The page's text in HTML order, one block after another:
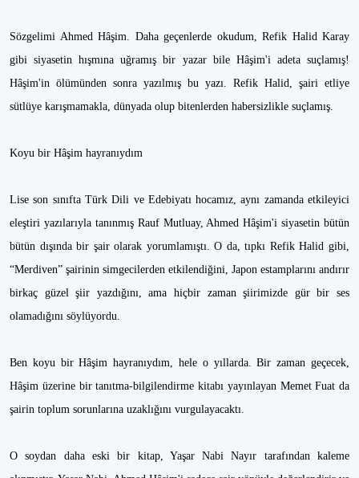
Sözgelimi Ahmed Hâşim. Daha geçenlerde okudum, Refik Halid Karay
gibi siyasetin hışmına uğramış bir yazar bile Hâşim'i adeta suçlamış!
Hâşim'in ölümünden sonra yazılmış bu yazı. Refik Halid, şairi etliye
sütlüye karışmamakla, dünyada olup bitenlerden habersizlikle suçlamış.
Koyu bir Hâşim hayranıydım
Lise son sınıfta Türk Dili ve Edebiyatı hocamız, aynı zamanda etkileyici
eleştiri yazılarıyla tanınmış Rauf Mutluay, Ahmed Hâşim'i siyasetin bütün
bütün dışında bir şair olarak yorumlamıştı. O da, tıpkı Refik Halid gibi,
“Merdiven” şairinin simgecilerden etkilendiğini, Japon estamplarını andırır
birkaç güzel şiir yazdığını, ama hiçbir zaman şiirimizde gür bir ses
olamadığını söylüyordu.
Ben koyu bir Hâşim hayranıydım, hele o yıllarda. Bir zaman geçecek,
Hâşim üzerine bir tanıtma-bilgilendirme kitabı yayınlayan Memet Fuat da
şairin toplum sorunlarına uzaklığını vurgulayacaktı.
O soydan daha eski bir kitap, Yaşar Nabi Nayır tarafından kaleme